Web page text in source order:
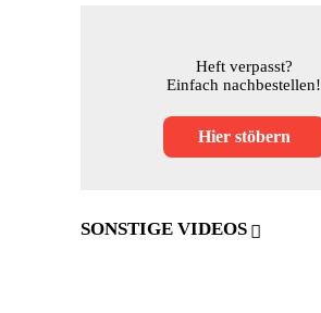
Heft verpasst?
Einfach nachbestellen!
Hier stöbern
SONSTIGE VIDEOS